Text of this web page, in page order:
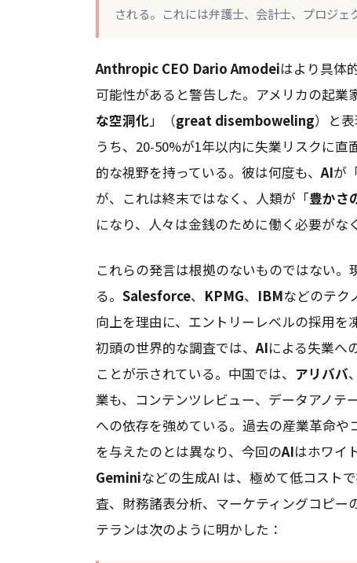
される。これには弁護士、会計士、プロジェ
Anthropic CEO Dario Amodeiはより具体
可能性があると警告した。アメリカの起業
な空洞化」（great disemboweling）と
うち、20-50%が1年以内に失業リスクに直
的な視野を持っている。彼は何度も、AIが
が、これは終末ではなく、人類が「豊かさ
になり、人々は金銭のために働く必要がな
これらの発言は根拠のないものではない
る。 Salesforce、 KPMG、 IBMなどのテク
向上を理由に、エントリーレベルの採用
初頭の世界的な調査では、AIによる失業へ
ことが示されている。中国では、 アリババ、
業も、コンテンツレビュー、データアノテ
への依存を強めている。過去の産業革命
を与えたのとは異なり、今回のAIはホワイ
Geminiなどの生成AI は、極めて低コスト
査、財務諸表分析、マーケティングコピ
テランは次のように明かした：